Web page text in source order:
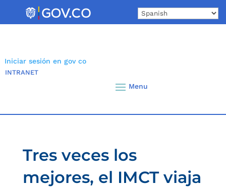
Iniciar sesión en gov co
INTRANET
Tres veces los
mejores, el IMCT viaja